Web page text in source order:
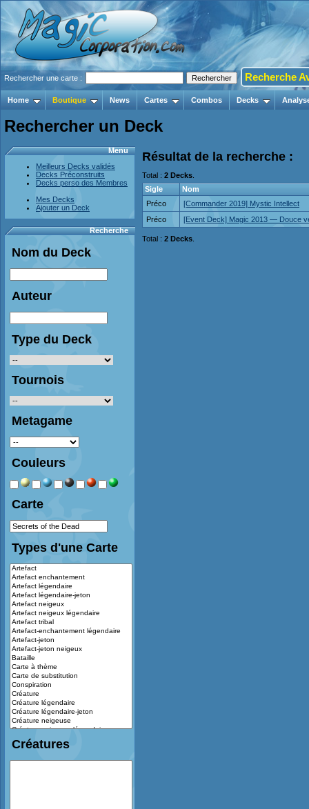
Rechercher une carte : Recherche
Home Boutique News Cartes Combos Decks
Rechercher un Deck
Menu
Meilleurs Decks validés
Decks Préconstruits
Decks perso des Membres
Mes Decks
Ajouter un Deck
Recherche
Nom du Deck
Auteur
Type du Deck
Tournois
Metagame
Couleurs
Carte
Types d'une Carte
Créatures
Résultat de la recherche :
Total : 2 Decks
Sigle
Nom
Préco
[Commander 2019] Mystic Intellect
Préco
[Event Deck] Magic 2013 — Douce
Total : 2 Decks